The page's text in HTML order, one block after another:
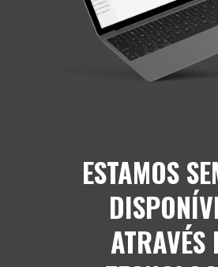
ESTAMOS
ATRAVÉS